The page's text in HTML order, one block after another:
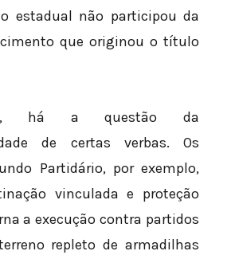
estadual não participou da
que originou o título
há a questão da
de certas verbas. Os
Partidário, por exemplo,
vinculada e proteção
a execução contra partidos
repleto de armadilhas